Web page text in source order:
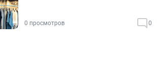
0 просмотров 0